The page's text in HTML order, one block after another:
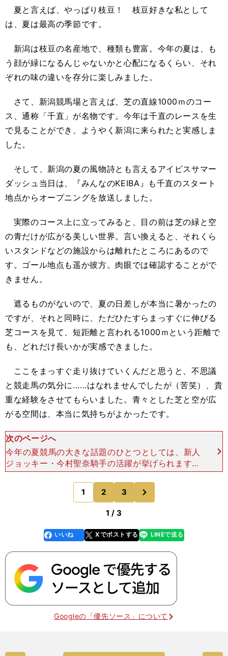
夏と言えば、やっぱり枝豆！ 枝豆好きな私として
は、夏は最高の季節です。
新潟は枝豆の名産地で、種類も豊富。今年の夏は、も
う顔が緑になるんじゃないかと心配になるくらい、それ
ぞれの味の違いを存分に楽しみました。
さて、新潟競馬場と言えば、芝の直線1000ｍのコー
ス、通称「千直」が名物です。今年は千直のレースを生
で見ることができ、ようやく新潟に来られたと実感しま
した。
そして、新潟の夏の風物詩とも言えるアイビスサマー
ダッシュ当日は、『みんなのKEIBA』も千直のスタート
地点からオープニングを放送しました。
実際のコース上に立ってみると、目の前は芝の緑と空
の青だけが広がる美しい世界。言い換えると、それくら
いスタンドなどの施設からは離れたところにあるので
す。ゴール地点も遥か彼方。肉眼では確認することがで
きません。
遮るものがないので、夏の日差しが本当に暑かったの
ですが、それと同時に、ただひたすらまっすぐに伸びる
芝コースを見て、短距離と言われる1000ｍという距離で
も、どれだけ長いかが実感できました。
ここをまっすぐ走り抜けていくんだと思うと、不思議
と競走馬の気分に......はなれませんでしたが（苦笑）、貴
重な経験をさせてもらいました。青々とした芝と空が広
がる空間は、本当に気持ちがよかったです。
次のページへ
今年の夏競馬の大きな話題のひとつとしては、新人
ジョッキー・今村聖奈騎手の活躍が挙げられます。
すでに39勝（９月24日時点）を挙げているという
のも驚きですが、まだまだその勢いは衰える様子が
見られませんか
1 2 3
1 / 3
faceboo
k
いいね Xでポストする
line LINEで送る
Googleの「優先ソース」について